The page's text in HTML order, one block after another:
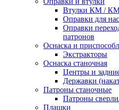
Втулки КМ / КМ
Оправки для
Оправки
патронов
Оснаска и
Экстракторы
Оснаска станочная
Центры и
Державки
Патроны станочные
Патроны
Плашки